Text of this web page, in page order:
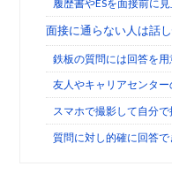
履歴書やESを面接前に
面接に通らない人は話
鉄板の質問には回答を用
友人やキャリアセンタ
スマホで撮影して自分
質問に対し的確に回答